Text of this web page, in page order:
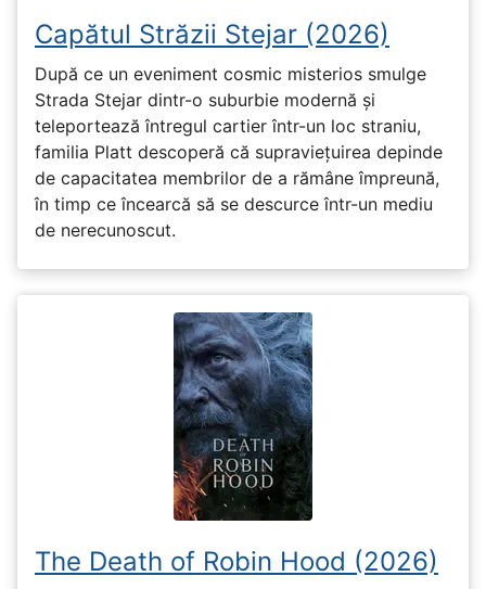
Capătul Străzii Stejar (2026)
După ce un eveniment cosmic misterios smulge
Strada Stejar dintr-o suburbie modernă și
teleportează întregul cartier într-un loc straniu,
familia Platt descoperă că supraviețuirea depinde
de capacitatea membrilor de a rămâne împreună,
în timp ce încearcă să se descurce într-un mediu
de nerecunoscut.
The Death of Robin Hood (2026)